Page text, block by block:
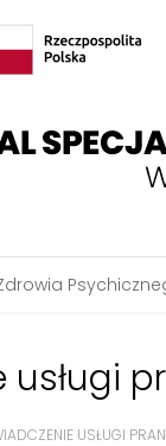
usługi
USŁUGI